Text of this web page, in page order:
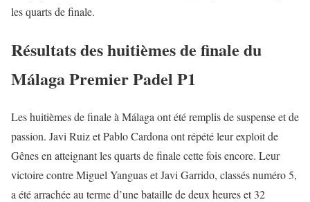
les quarts de finale.
Résultats des huitièmes de finale du
Málaga Premier Padel P1
Les huitièmes de finale à Málaga ont été remplis de suspense et de
passion. Javi Ruiz et Pablo Cardona ont répété leur exploit de
Gênes en atteignant les quarts de finale cette fois encore. Leur
victoire contre Miguel Yanguas et Javi Garrido, classés numéro 5,
a été arrachée au terme d’une bataille de deux heures et 32